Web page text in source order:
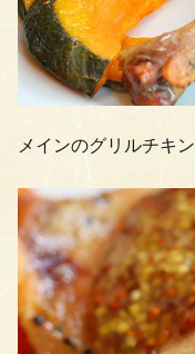
メインのグリルチキン